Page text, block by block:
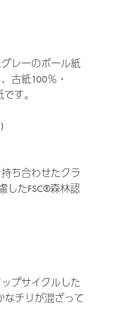
レーのボール紙
古紙100％・
す。
ち合わせたクラ
したFSC®森林認
プサイクルした
なチリが混ざって